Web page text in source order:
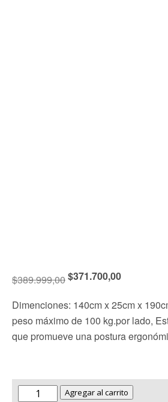
$389.999,00$371.700,00
Dimenciones: 140cm x 25cm x
peso máximo de 100 kg.por lado,
que promueve una postura
Agregar al carrito